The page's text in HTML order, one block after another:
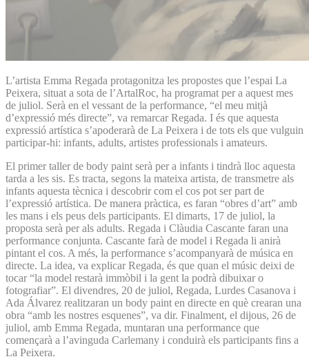
L’artista Emma Regada protagonitza les propostes que l’espai La
Peixera, situat a sota de l’ArtalRoc, ha programat per a aquest mes
de juliol. Serà en el vessant de la performance, “el meu mitjà
d’expressió més directe”, va remarcar Regada. I és que aquesta
expressió artística s’apoderarà de La Peixera i de tots els que vulguin
participar-hi: infants, adults, artistes professionals i amateurs.
El primer taller de body paint serà per a infants i tindrà lloc aquesta
tarda a les sis. Es tracta, segons la mateixa artista, de transmetre als
infants aquesta tècnica i descobrir com el cos pot ser part de
l’expressió artística. De manera pràctica, es faran “obres d’art” amb
les mans i els peus dels participants. El dimarts, 17 de juliol, la
proposta serà per als adults. Regada i Clàudia Cascante faran una
performance conjunta. Cascante farà de model i Regada li anirà
pintant el cos. A més, la performance s’acompanyarà de música en
directe. La idea, va explicar Regada, és que quan el músic deixi de
tocar “la model restarà immòbil i la gent la podrà dibuixar o
fotografiar”. El divendres, 20 de juliol, Regada, Lurdes Casanova i
Ada Álvarez realitzaran un body paint en directe en què crearan una
obra “amb les nostres esquenes”, va dir. Finalment, el dijous, 26 de
juliol, amb Emma Regada, muntaran una performance que
començarà a l’avinguda Carlemany i conduirà els participants fins a
La Peixera.